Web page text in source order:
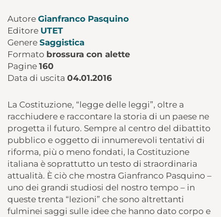
Autore Gianfranco Pasquino
Editore UTET
Genere Saggistica
Formato brossura con alette
Pagine 160
Data di uscita 04.01.2016
La Costituzione, “legge delle leggi”, oltre a
racchiudere e raccontare la storia di un paese ne
progetta il futuro. Sempre al centro del dibattito
pubblico e oggetto di innumerevoli tentativi di
riforma, più o meno fondati, la Costituzione
italiana è soprattutto un testo di straordinaria
attualità. È ciò che mostra Gianfranco Pasquino –
uno dei grandi studiosi del nostro tempo – in
queste trenta “lezioni” che sono altrettanti
fulminei saggi sulle idee che hanno dato corpo e